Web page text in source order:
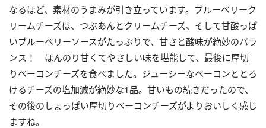
なるほど、素材のうまみが引き立っています。ブルーベリーク
リームチーズは、つぶあんとクリームチーズ、そして甘酸っぱ
いブルーベリーソースがたっぷりで、甘さと酸味が絶妙のバラ
ンス！ ほんのり甘くてやさしい味を堪能して、最後に厚切
りベーコンチーズを食べました。ジューシーなベーコンととろ
けるチーズの塩加減が絶妙な1品。甘いもの続きだったので、
その後のしょっぱい厚切りベーコンチーズがよりおいしく感じ
ますね。